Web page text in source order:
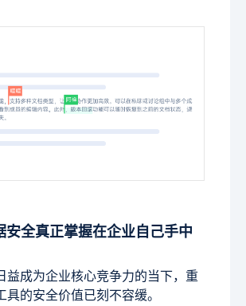
安全真正掌握在企业自己手中
益成为企业核心竞争力的当下，重
的安全价值已刻不容缓。